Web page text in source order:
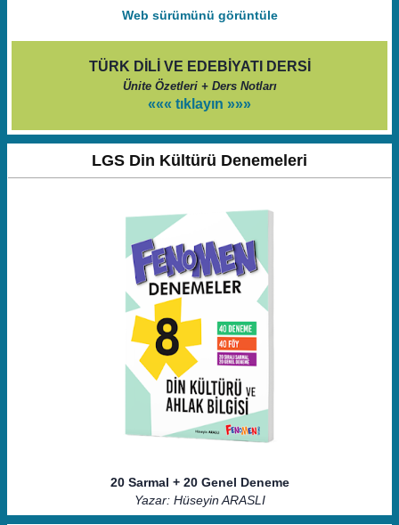
Web sürümünü görüntüle
TÜRK DİLİ VE EDEBİYATI DERSİ
Ünite Özetleri + Ders Notları
««« tıklayın »»»
LGS Din Kültürü Denemeleri
20 Sarmal + 20 Genel Deneme
Yazar: Hüseyin ARASLI